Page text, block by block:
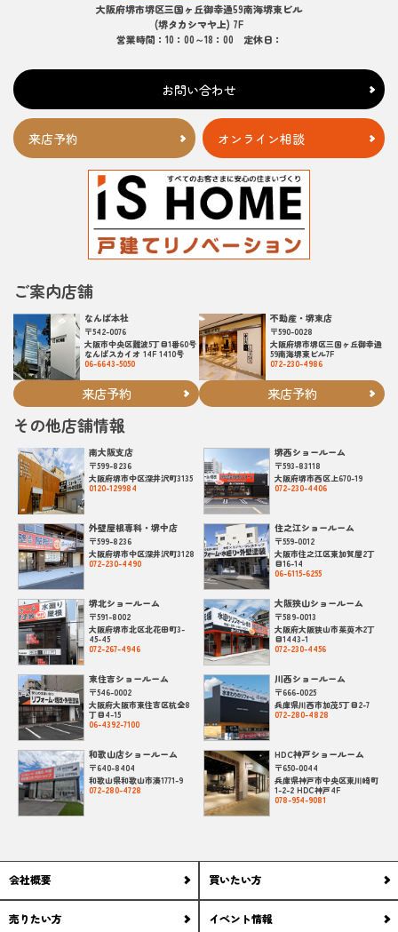
大阪府堺市堺区三国ヶ丘御幸通59南海堺東ビル
(堺タカシマヤ上) 7F
営業時間：10：00～18：00 定休日：
お問い合わせ
来店予約 オンライン相談
ご案内店舗
なんば本社
〒542-0076
大阪市中央区難波5丁目1番60号
なんばスカイオ 14F 1410号
06-6643-5050
来店予約
不動産・堺東店
〒590-0028
大阪府堺市堺区三国ヶ丘御幸通
59南海堺東ビル7F
072-230-4986
来店予約
その他店舗情報
南大阪支店
〒599-8236
大阪府堺市中区深井沢町3135
0120-129984
外壁屋根専科・堺中店
〒599-8236
大阪府堺市中区深井沢町3128
072-230-4490
堺北ショールーム
〒591-8002
大阪府堺市北区北花田町3-
45-45
072-267-4946
東住吉ショールーム
〒546-0002
大阪府大阪市東住吉区杭全8
丁目4-15
06-4392-7100
和歌山店ショールーム
〒640-8404
和歌山県和歌山市湊1771-9
072-280-4728
堺西ショールーム
〒593-83118
大阪府堺市西区上670-19
072-230-4406
住之江ショールーム
〒559-0012
大阪市住之江区東加賀屋2丁
目16-14
06-6115-6255
大阪狭山ショールーム
〒589-0013
大阪府大阪狭山市茱萸木2丁
目1443-1
072-230-4456
川西ショールーム
〒666-0025
兵庫県川西市加茂5丁目2-7
072-280-4828
HDC神戸ショールーム
〒650-0044
兵庫県神戸市中央区東川崎町
1-2-2 HDC神戸4F
078-954-9081
会社概要 買いたい方
売りたい方 イベント情報